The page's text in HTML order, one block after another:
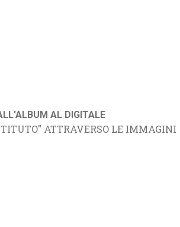
AL DIGITALE
ATTRAVERSO LE IMMAGINI